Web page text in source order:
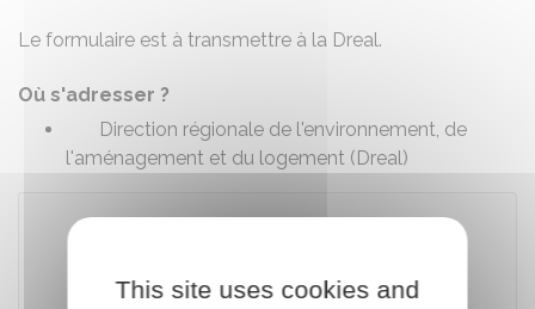
Le formulaire est à transmettre à la Dreal.
Où s'adresser ?
Direction régionale de l'environnement, de
l'aménagement et du logement (Dreal)
This site uses cookies and